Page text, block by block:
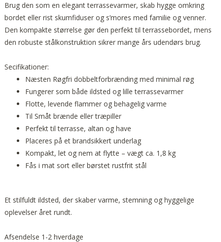
Brug den som en elegant terrassevarmer, skab hygge omkring
bordet eller rist skumfiduser og s’mores med familie og venner.
Den kompakte størrelse gør den perfekt til terrassebordet, mens
den robuste stålkonstruktion sikrer mange års udendørs brug.
Secifikationer:
Næsten Røgfri dobbeltforbrænding med minimal røg
Fungerer som både ildsted og lille terrassevarmer
Flotte, levende flammer og behagelig varme
Til Småt brænde eller træpiller
Perfekt til terrasse, altan og have
Placeres på et brandsikkert underlag
Kompakt, let og nem at flytte – vægt ca. 1,8 kg
Fås i mat sort eller børstet rustfrit stål
Et stilfuldt ildsted, der skaber varme, stemning og hyggelige
oplevelser året rundt.
Afsendelse 1-2 hverdage